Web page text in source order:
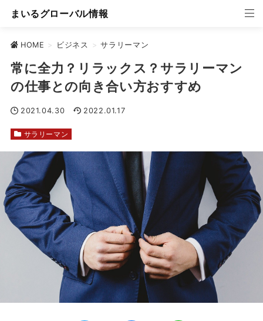
まいるグローバル情報
HOME > ビジネス > サラリーマン
常に全力？リラックス？サラリーマン
の仕事との向き合い方おすすめ
2021.04.30 2022.01.17
サラリーマン